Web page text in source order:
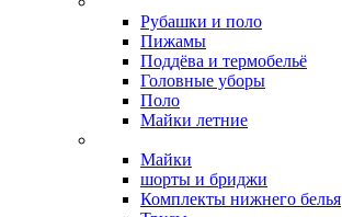
Рубашки и поло
Пижамы
Поддёва и термобельё
Головные уборы
Поло
Майки летние
Майки
шорты и бриджи
Комплекты нижнего белья